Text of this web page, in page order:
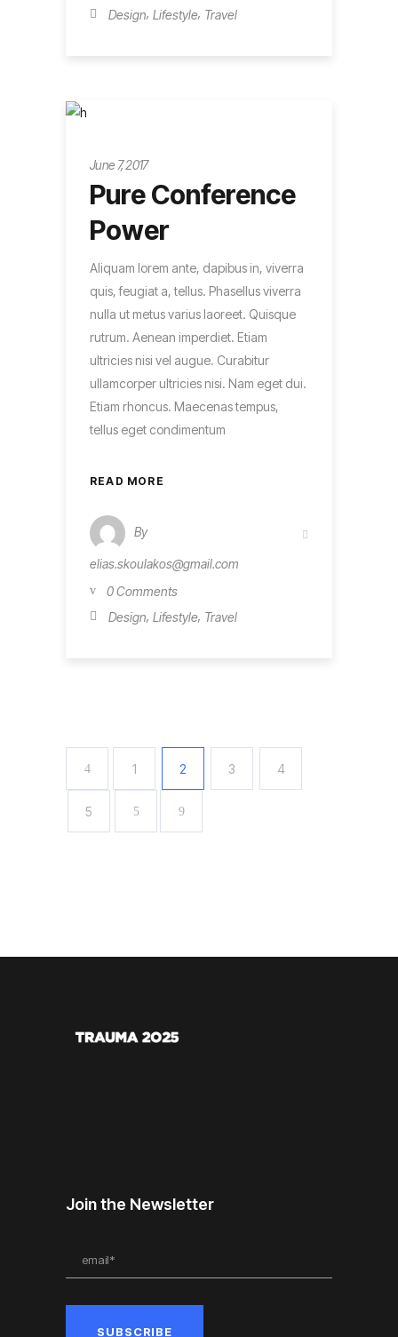
Design, Lifestyle, Travel
June 7, 2017
Pure Conference
Power
Aliquam lorem ante, dapibus in, viverra
quis, feugiat a, tellus. Phasellus viverra
nulla ut metus varius laoreet. Quisque
rutrum. Aenean imperdiet. Etiam
ultricies nisi vel augue. Curabitur
ullamcorper ultricies nisi. Nam eget dui.
Etiam rhoncus. Maecenas tempus,
tellus eget condimentum
READ MORE
By
elias.skoulakos@gmail.com
0 Comments
Design, Lifestyle, Travel
1 2 3 4
5
Join the Newsletter